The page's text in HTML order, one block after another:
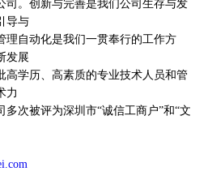
司。创新与完善是我们公司生存与发
导与
理自动化是我们一贯奉行的工作方
发展
高学历、高素质的专业技术人员和管
力
次被评为深圳市“诚信工商户”和“文